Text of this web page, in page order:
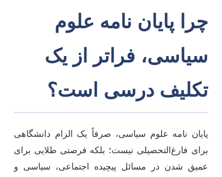
چرا پایان نامه علوم
سیاسی، فراتر از یک
تکلیف درسی است؟
پایان نامه علوم سیاسی، صرفاً یک الزام دانشگاهی
برای فارغ‌التحصیلی نیست؛ بلکه فرصتی طلایی برای
عمیق شدن در مسائل پیچیده اجتماعی، سیاسی و